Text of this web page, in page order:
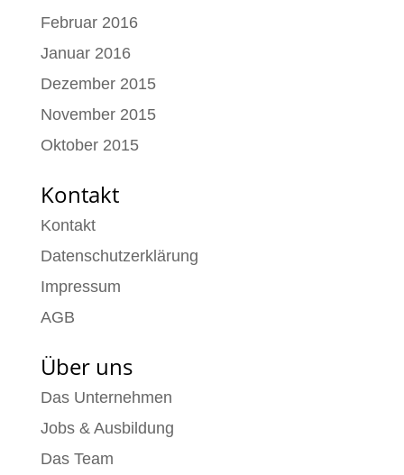
Februar 2016
Januar 2016
Dezember 2015
November 2015
Oktober 2015
Kontakt
Kontakt
Datenschutzerklärung
Impressum
AGB
Über uns
Das Unternehmen
Jobs & Ausbildung
Das Team